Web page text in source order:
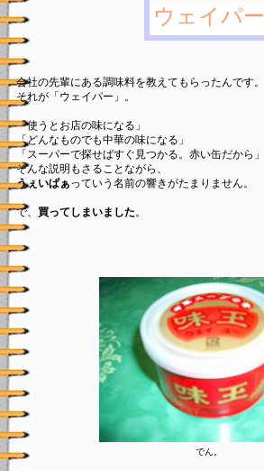
ウェイパー
会社の先輩にある調味料を教えてもらったんです。
それが「ウェイパー」。
「使うとお店の味になる」
「どんなものでも中華の味になる」
「スーパーで探せばすぐ見つかる。赤い缶だから」
そんな説明もさることながら、
うぇいぱぁっていう名前の響きがたまりません。
で、 買ってしまいました。
でん。